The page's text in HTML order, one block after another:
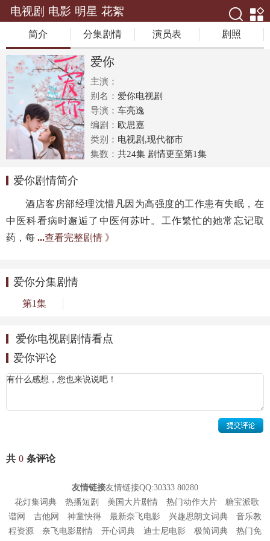
电视剧 电影 明星 花絮
简介 分集剧情 演员表 剧照
爱你
主演：
别名： 爱你电视剧
导演： 车亮逸
编剧： 欧思嘉
类别： 电视剧,现代都市
集数： 共24集 剧情更至第1集
爱你剧情简介
酒店客房部经理沈惜凡因为高强度的工作患有失眠，在
中医科看病时邂逅了中医何苏叶。工作繁忙的她常忘记取
药，每 ...查看完整剧情 》
爱你分集剧情
第1集
爱你电视剧剧情看点
爱你评论
共 0 条评论
友情链接友情链接QQ:30333 80280
花灯集词典
热播短剧 美国大片剧情 热门动作大片
糖宝派歌
谱网
吉他网 神童快得 最新奈飞电影 兴趣思朗文词典
音乐教
程资源
奈飞电影剧情 开心词典 迪士尼电影 极简词典 热门免